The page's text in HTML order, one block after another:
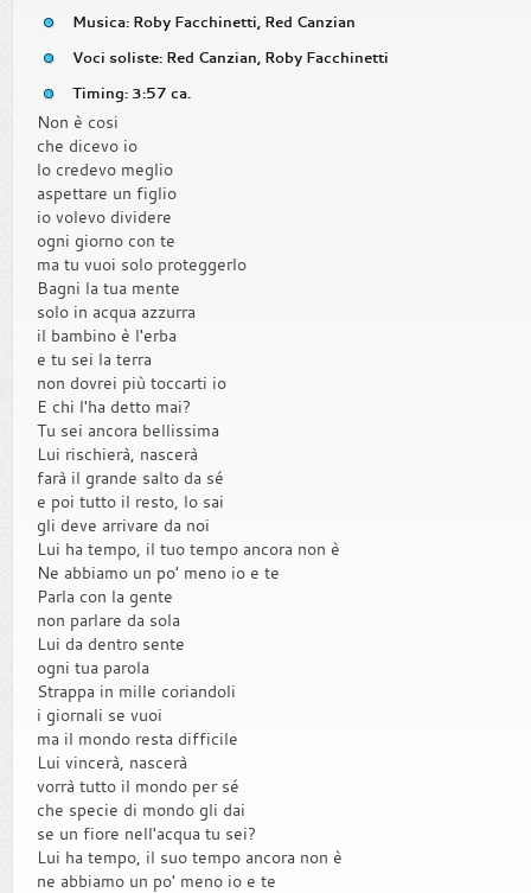
Musica: Roby Facchinetti, Red Canzian
Voci soliste: Red Canzian, Roby Facchinetti
Timing: 3:57 ca.
Non è cosi
che dicevo io
lo credevo meglio
aspettare un figlio
io volevo dividere
ogni giorno con te
ma tu vuoi solo proteggerlo
Bagni la tua mente
solo in acqua azzurra
il bambino è l'erba
e tu sei la terra
non dovrei più toccarti io
E chi l'ha detto mai?
Tu sei ancora bellissima
Lui rischierà, nascerà
farà il grande salto da sé
e poi tutto il resto, lo sai
gli deve arrivare da noi
Lui ha tempo, il tuo tempo ancora non è
Ne abbiamo un po' meno io e te
Parla con la gente
non parlare da sola
Lui da dentro sente
ogni tua parola
Strappa in mille coriandoli
i giornali se vuoi
ma il mondo resta difficile
Lui vincerà, nascerà
vorrà tutto il mondo per sé
che specie di mondo gli dai
se un fiore nell'acqua tu sei?
Lui ha tempo, il suo tempo ancora non è
ne abbiamo un po' meno io e te